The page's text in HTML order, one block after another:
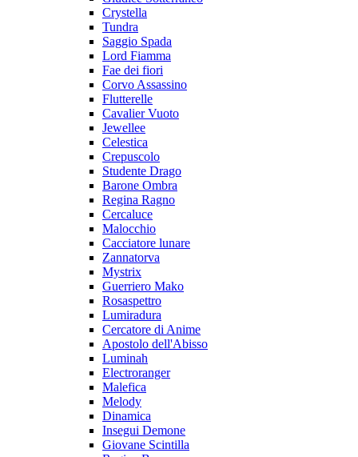
Crystella
Tundra
Saggio Spada
Lord Fiamma
Fae dei fiori
Corvo Assassino
Flutterelle
Cavalier Vuoto
Jewellee
Celestica
Crepuscolo
Studente Drago
Barone Ombra
Regina Ragno
Cercaluce
Malocchio
Cacciatore lunare
Zannatorva
Mystrix
Guerriero Mako
Rosaspettro
Lumiradura
Cercatore di Anime
Apostolo dell'Abisso
Luminah
Electroranger
Malefica
Melody
Dinamica
Insegui Demone
Giovane Scintilla